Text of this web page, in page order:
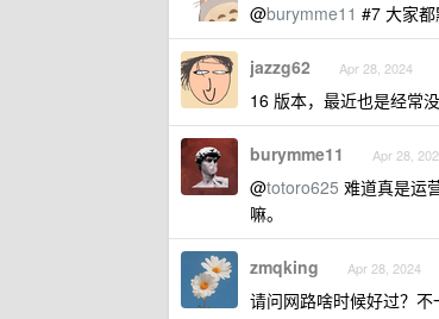
@burymme11 #7 大家
jazzg62 Apr 28, 2024
16 版本，最近也是经常
burymme11 Apr 28,
@totoro625 难道真是运
嘛。
zmqking Apr 28, 2024
请问网路啥时候好过？不